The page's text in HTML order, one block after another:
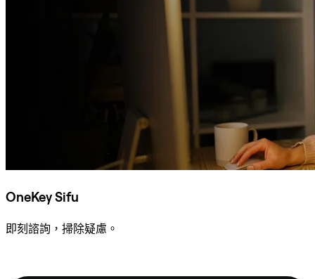
OneKey Sifu
即刻諮詢，掃除疑慮。